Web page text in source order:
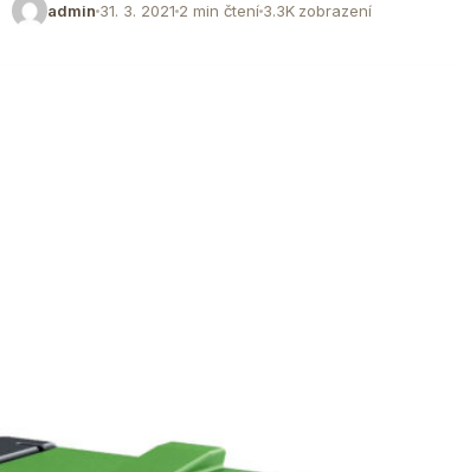
admin 31. 3. 2021 2 min čtení 3.3K zobrazení